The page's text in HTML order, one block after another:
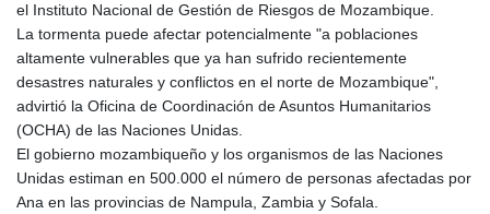
el Instituto Nacional de Gestión de Riesgos de Mozambique.
La tormenta puede afectar potencialmente "a poblaciones
altamente vulnerables que ya han sufrido recientemente
desastres naturales y conflictos en el norte de Mozambique",
advirtió la Oficina de Coordinación de Asuntos Humanitarios
(OCHA) de las Naciones Unidas.
El gobierno mozambiqueño y los organismos de las Naciones
Unidas estiman en 500.000 el número de personas afectadas por
Ana en las provincias de Nampula, Zambia y Sofala.